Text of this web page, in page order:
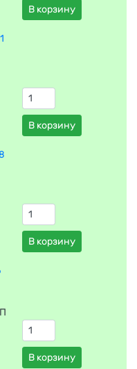
В корзину
В корзину
В корзину
В корзину